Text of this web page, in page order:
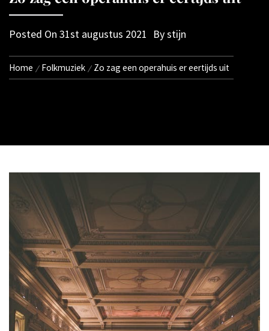
Posted On 31st augustus 2021 Bystijn
Home Folkmuziek Zo zag een operahuis er eertijds uit